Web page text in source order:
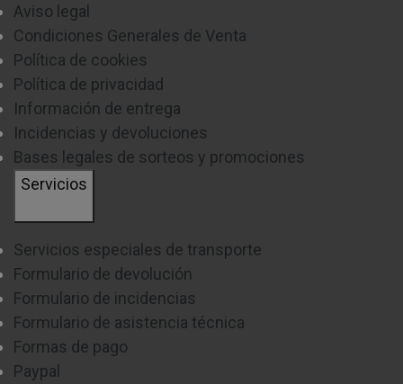
Aviso legal
Condiciones Generales de Venta
Política de cookies
Política de privacidad
Información de entrega
Incidencias y devoluciones
Bases legales de sorteos y promociones
Servicios
Servicios especiales de transporte
Formulario de devolución
Formulario de incidencias
Formulario de asistencia técnica
Formas de pago
Paypal